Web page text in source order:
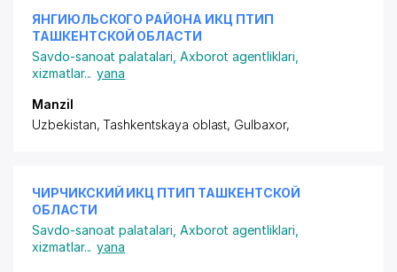
ЯНГИЮЛЬСКОГО РАЙОНА ИКЦ ПТИП
ТАШКЕНТСКОЙ ОБЛАСТИ
Savdo-sanoat palatalari Axborot agentliklari,
xizmatlar... yana
Manzil
Uzbekistan, Tashkentskaya oblast, Gulbaxor,
ЧИРЧИКСКИЙ ИКЦ ПТИП ТАШКЕНТСКОЙ
ОБЛАСТИ
Savdo-sanoat palatalari Axborot agentliklari,
xizmatlar... yana